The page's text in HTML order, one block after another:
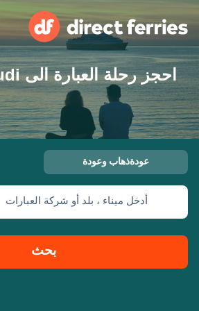
البلدان
تذاكر العبّارة
العبارات
احجز رحلة العبارة الى Mantoudi
عودةذهاب وعودة
أدخل ميناء ، بلد أو شركة العبارات
بحث